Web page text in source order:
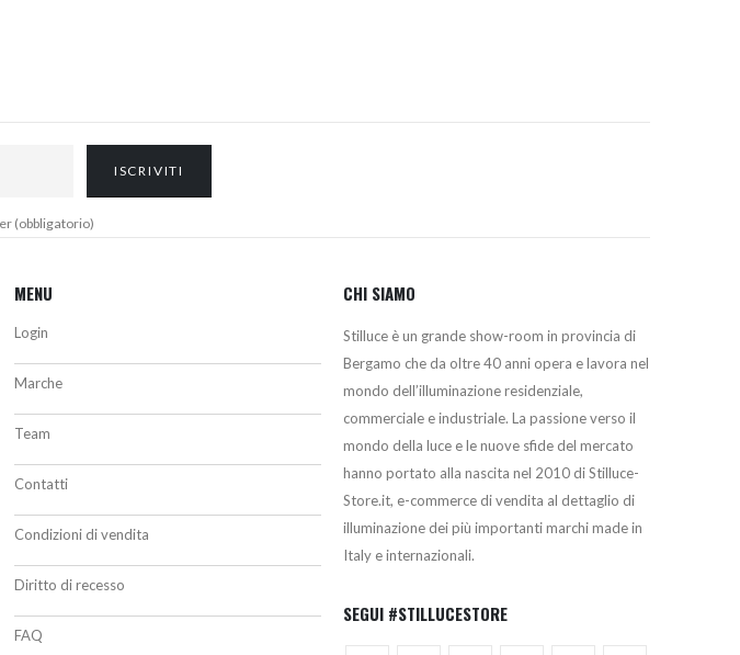
(obbligatorio)
MENU
Login
Marche
Team
Contatti
Condizioni di vendita
Diritto di recesso
FAQ
CHI SIAMO
Stilluce è un grande show-room in provincia di
Bergamo che da oltre 40 anni opera e lavora nel
mondo dell’illuminazione residenziale,
commerciale e industriale. La passione verso il
mondo della luce e le nuove sfide del mercato
hanno portato alla nascita nel 2010 di Stilluce-
Store.it, e-commerce di vendita al dettaglio di
illuminazione dei più importanti marchi made in
Italy e internazionali.
SEGUI #STILLUCESTORE